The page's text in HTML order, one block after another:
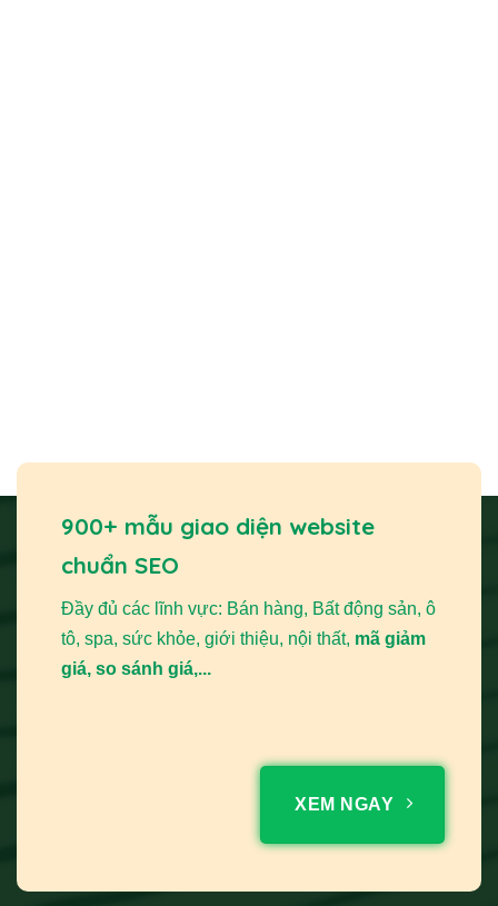
900+ mẫu giao diện website
chuẩn SEO
Đầy đủ các lĩnh vực: Bán hàng, Bất động sản, ô
tô, spa, sức khỏe, giới thiệu, nội thất, mã giảm
giá, so sánh giá,...
XEM NGAY